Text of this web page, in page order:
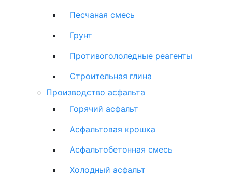
Песчаная смесь
Грунт
Противогололедные реагенты
Строительная глина
Производство асфальта
Горячий асфальт
Асфальтовая крошка
Асфальтобетонная смесь
Холодный асфальт